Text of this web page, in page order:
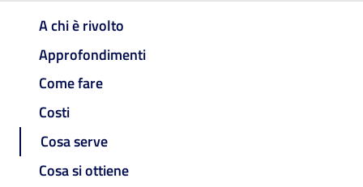
A chi è rivolto
Approfondimenti
Come fare
Costi
Cosa serve
Cosa si ottiene